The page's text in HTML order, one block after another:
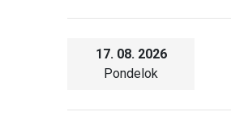
17. 08. 2026
Pondelok